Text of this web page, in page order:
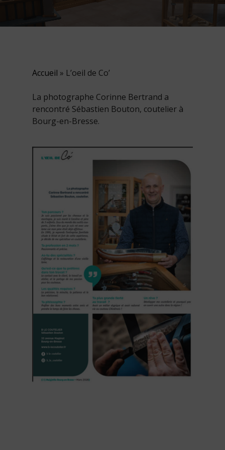
Accueil » L’oeil de Co’
La photographe Corinne Bertrand a
rencontré Sébastien Bouton, coutelier à
Bourg-en-Bresse.